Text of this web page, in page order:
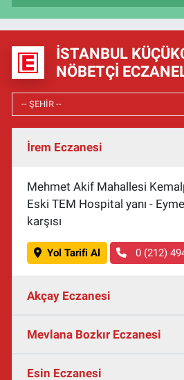
İSTANBUL
NÖBETÇI
İrem Eczanesi
Mehmet Akif Mahallesi
Eski TEM Hospital yanı -
karşısı
Yol Tarifi Al 0 (212)
Akçay Eczanesi
Mevlana Bozkır Eczanesi
Esin Eczanesi